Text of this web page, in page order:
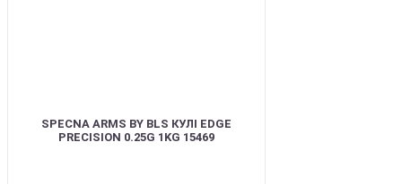
SPECNA ARMS BY BLS КУЛІ EDGE
PRECISION 0.25G 1KG 15469